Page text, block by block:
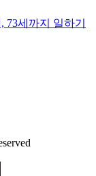
73세까지 일하기